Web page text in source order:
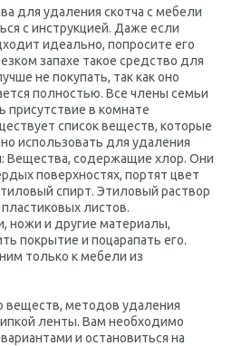
для удаления скотча с мебели
с инструкцией. Даже если
идеально, попросите его
запахе такое средство для
не покупать, так как оно
полностью. Все члены семьи
в комнате
список веществ, которые
использовать для удаления
Вещества, содержащие хлор. Они
поверхностях, портят цвет
спирт. Этиловый раствор
листов.
ножи и другие материалы,
покрытие и поцарапать его.
только к мебели из
методов удаления
ленты. Вам необходимо
и остановиться на